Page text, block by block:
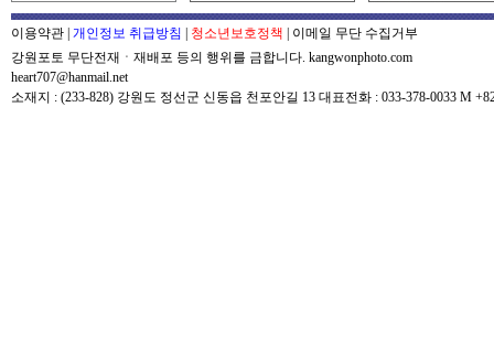
이용약관 개인정보 취급방침 청소년보호정책
이메일 무단 수집거부
강원포토 무단전재ㆍ재배포 등의 행위를 금합니다. kangwonphoto.com
heart707@hanmail.net
소재지 : (233-828) 강원도 정선군 신동읍 천포안길 13 대표전화 : 033-378-0033 M